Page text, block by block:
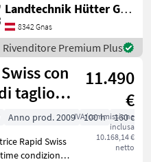
& Stratton 4-
Hubraum 480 c
Landtechnik Hütter GmbH & Co KG
8342 Gnas
Rivenditore Premium Plus
con
taglio
cm
11.490
€
IVA/commissione
inclusa
10.168,14 €
netto
Anno prod. 2009 100 h
160 cm
Rapid Swiss
condizioni